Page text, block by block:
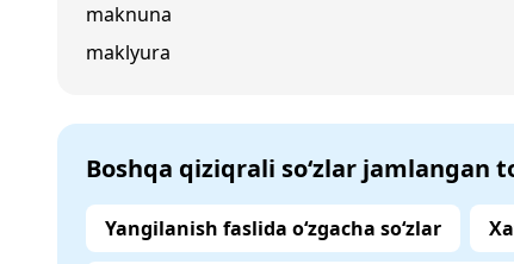
maknuna
maklyura
Boshqa qiziqrali so‘zlar jamlangan
Yangilanish faslida o‘zgacha so‘zlar